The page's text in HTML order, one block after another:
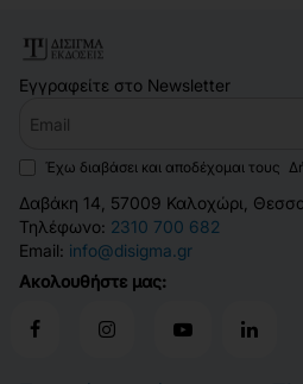
Εγγραφείτε στο Newsletter
Έχω διαβάσει και αποδέχομαι τους
Δαβάκη 14, 57009 Καλοχώρι,
Τηλέφωνο: 2310 700 682
Email: info@disigma.gr
Ακολουθήστε μας: